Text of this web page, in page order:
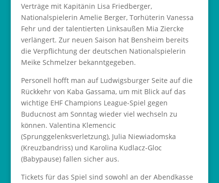
Verträge mit Kapitänin Lisa Friedberger,
Nationalspielerin Amelie Berger, Torhüterin Vanessa
Fehr und der talentierten Linksaußen Mia Ziercke
verlängert. Zur neuen Saison hat Bensheim bereits
die Verpflichtung der deutschen Nationalspielerin
Meike Schmelzer bekanntgegeben.
Personell hofft man auf Ludwigsburger Seite auf die
Rückkehr von Kaba Gassama, um mit Blick auf das
wichtige EHF Champions League-Spiel gegen
Buducnost am Sonntag wieder viel wechseln zu
können. Valentina Klemencic
(Sprunggelenksverletzung), Julia Niewiadomska
(Kreuzbandriss) und Karolina Kudlacz-Gloc
(Babypause) fallen sicher aus.
Tickets für das Spiel sind sowohl an der Abendkasse